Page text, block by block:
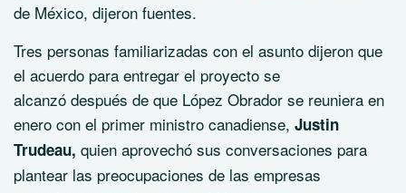
de México, dijeron fuentes.
Tres personas familiarizadas con el asunto dijeron que
el acuerdo para entregar el proyecto se
alcanzó después de que López Obrador se reuniera en
enero con el primer ministro canadiense, Justin
Trudeau, quien aprovechó sus conversaciones para
plantear las preocupaciones de las empresas